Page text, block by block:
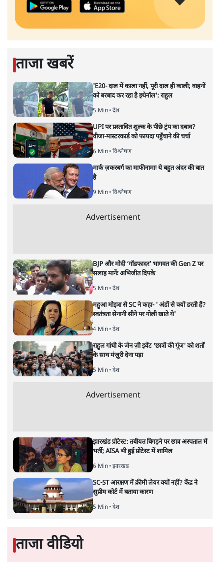
ताजा खबरें
'E20- दाल में काला नहीं, पूरी दाल ही काली; वाहनों
को बरबाद कर रहा है इथेनॉल': राहुल
5 Min• देश
UPI पर प्रस्तावित शुल्क के पीछे ट्रंप का दबाव?
वीजा-मास्टरकार्ड को फायदा पहुँचाने की चर्चा
6 Min• विश्लेषण
मार्क ज़करबर्ग का माफीनामाः ये बहुत अंदर की बात
है
9 Min• विश्लेषण
Advertisement
BJP और मोदी ‘गॉडफादर’ भागवत की Gen Z पर
सलाह मानेंः अभिजीत दिपके
5 Min• देश
महुआ मोइत्रा से SC ने कहा- ' अंडों से क्यों डरती हैं?
स्वतंत्रता सेनानी सीने पर गोली खाते थे'
4 Min• देश
राहुल गांधी के जेन ज़ी इवेंट 'छात्रों की गूंज' को शर्तों
के साथ मंज़ूरी देना पड़ा
5 Min• देश
Advertisement
झारखंड प्रोटेस्ट: तबीयत बिगड़ने पर छात्र अस्पताल में
भर्ती; AISA भी हुई प्रोटेस्ट में शामिल
6 Min• झारखंड
SC-ST आरक्षण में क्रीमी लेयर क्यों नहीं? केंद्र ने
सुप्रीम कोर्ट में बताया कारण
5 Min• देश
ताजा वीडियो